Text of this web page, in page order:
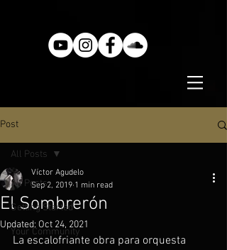
Post
All Posts
Getting Started
Your Community
All Posts
El Sombrerón
Víctor Agudelo
Sep 2, 2019 1 min read
Updated: Oct 24, 2021
La escalofriante obra para orquesta